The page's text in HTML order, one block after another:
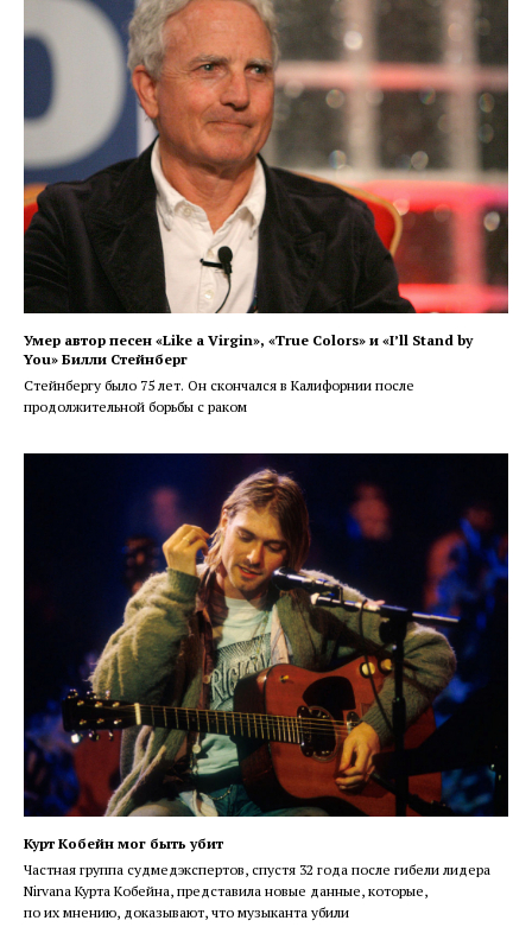
Умер автор песен «Like a Virgin», «True Colors» и «I’ll Stand by
You» Билли Стейнберг
Стейнбергу было 75 лет. Он скончался в Калифорнии после
продолжительной борьбы с раком
Курт Кобейн мог быть убит
Частная группа судмедэкспертов, спустя 32 года после гибели лидера
Nirvana Курта Кобейна, представила новые данные, которые,
по их мнению, доказывают, что музыканта убили